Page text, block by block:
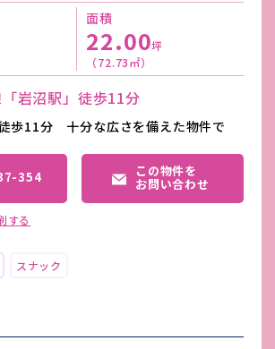
面積
22.00坪
（72.73㎡）
岩沼駅」徒歩11分
徒歩11分 十分な広さを備えた物件で
354 この物件を
お問い合わせ
する
スナック